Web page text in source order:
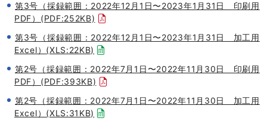
第3号（採録範囲：2022年12月1日〜2023年1月31日 印刷用
PDF）(PDF:252KB)
第3号（採録範囲：2022年12月1日〜2023年1月31日 加工用
Excel）(XLS:22KB)
第2号（採録範囲：2022年7月1日〜2022年11月30日 印刷用
PDF）(PDF:393KB)
第2号（採録範囲：2022年7月1日〜2022年11月30日 加工用
Excel）(XLS:31KB)